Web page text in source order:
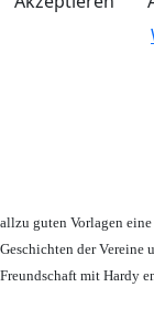
allzu guten Vorlagen
Geschichten der Vereine
Freundschaft mit Hardy